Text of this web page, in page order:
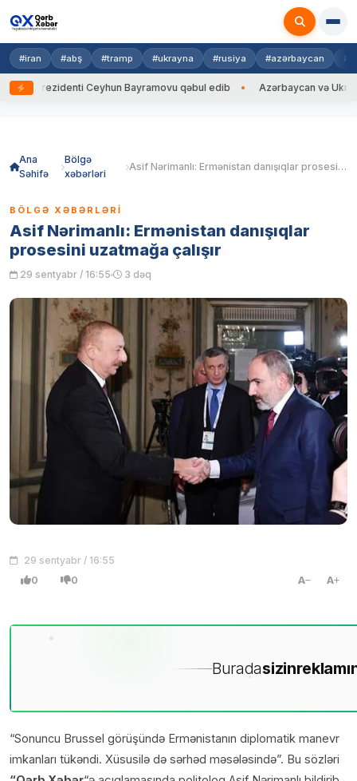
#iran #abş #tramp #ukrayna #rusiya #azərbaycan
Ceyhun Bayramovu qəbul edib Azərbaycan və Ukrayna XİN
Ana
Səhifə
Bölgə
xəbərləri
Asif Nərimanlı: Ermənistan danışıqlar prosesini uzatmağa çalışır
BÖLGƏ XƏBƏRLƏRI
Asif Nərimanlı: Ermənistan danışıqlar
prosesini uzatmağa çalışır
29 sentyabr / 16:55 3 dəq
29 sentyabr / 16:55
0 0 A A
Buradasizin
“Sonuncu Brussel görüşündə Ermənistanın diplomatik manevr
imkanları tükəndi. Xüsusilə də sərhəd məsələsində”. Bu sözləri